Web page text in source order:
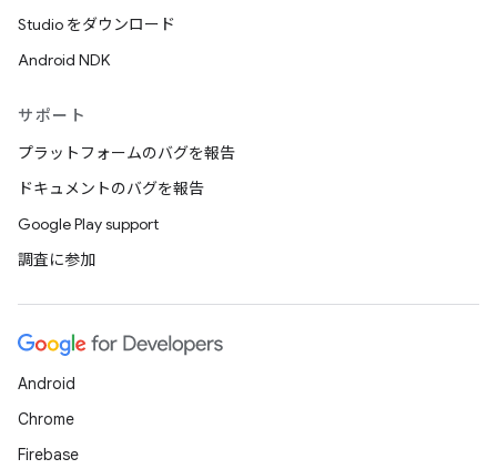
Studio をダウンロード
Android NDK
サポート
プラットフォームのバグを報告
ドキュメントのバグを報告
Google Play support
調査に参加
Android
Chrome
Firebase